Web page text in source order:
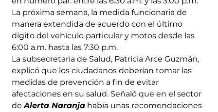
La próxima semana, la medida funcionaria de
manera extendida de acuerdo con el último
dígito del vehículo particular y motos desde las
6:00 a.m. hasta las 7:30 p.m.
La subsecretaria de Salud, Patricia Arce Guzmán,
explicó que los ciudadanos deberían tomar las
medidas de prevención a fin de evitar
afectaciones en su salud. Señaló que en el sector
deAlerta Naranja había unas recomendaciones